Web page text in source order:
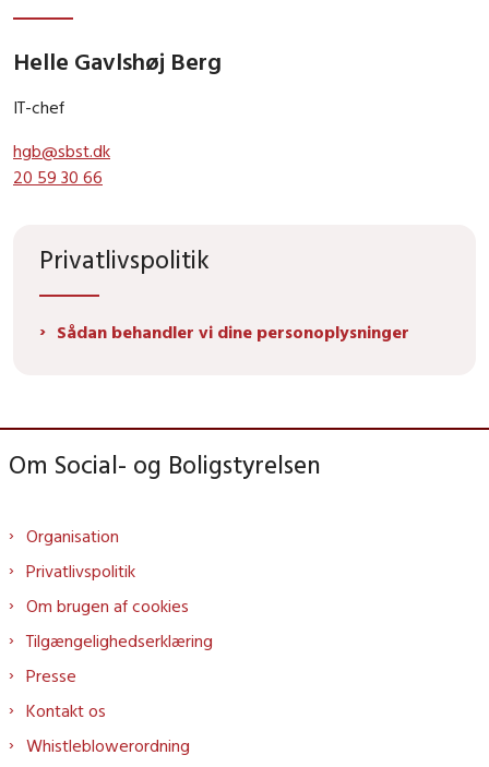
Helle Gavlshøj Berg
IT-chef
hgb@sbst.dk
20 59 30 66
Privatlivspolitik
Sådan behandler vi dine personoplysninger
Om Social- og Boligstyrelsen
Organisation
Privatlivspolitik
Om brugen af cookies
Tilgængelighedserklæring
Presse
Kontakt os
Whistleblowerordning